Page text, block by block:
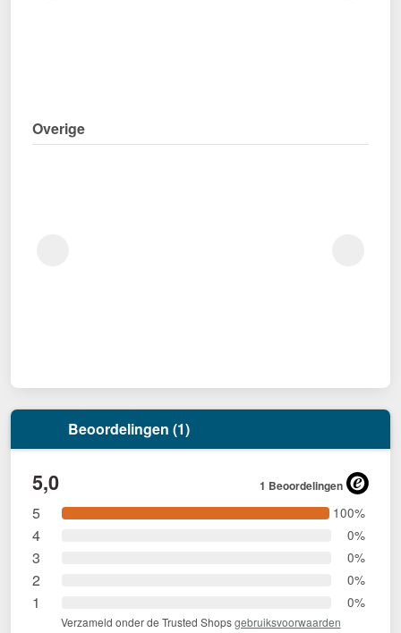
Overige
Beoordelingen (1)
5,0 1 Beoordelingen
5 100%
4 0%
3 0%
2 0%
1 0%
Verzameld onder de Trusted Shopsgebruiksvoorwaarden